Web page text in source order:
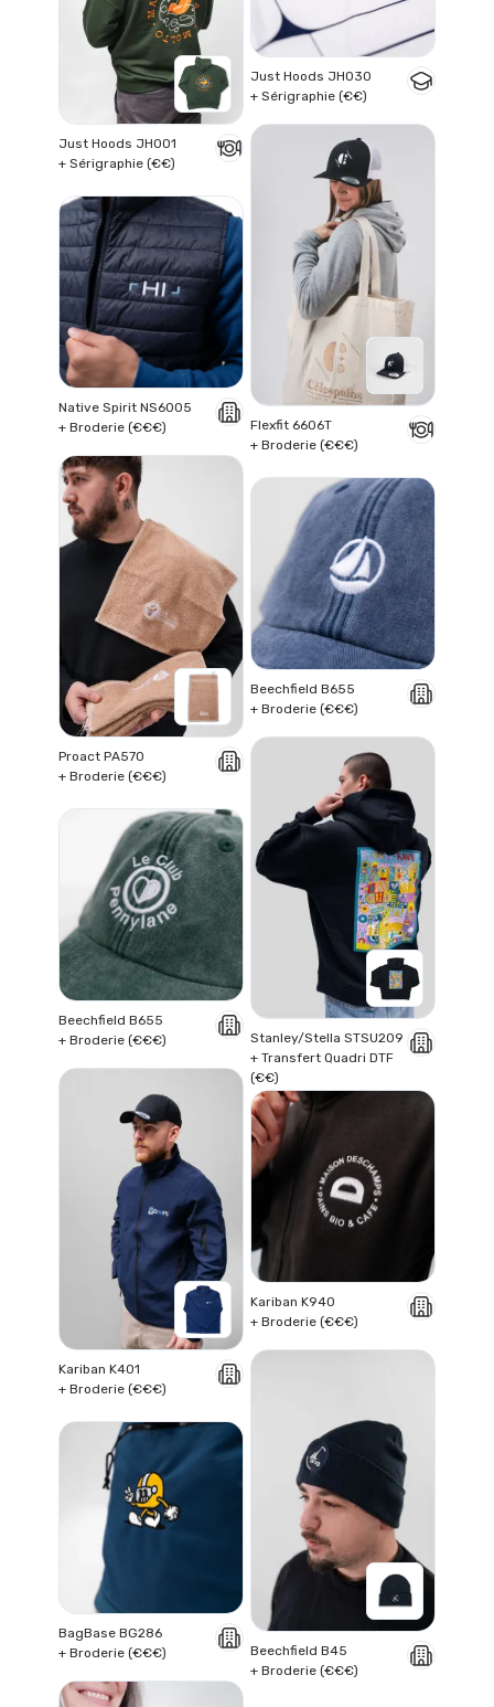
Just Hoods JH001
+ Sérigraphie (€€)
Just Hoods JH030
+ Sérigraphie (€€)
Flexfit 6606T
+ Broderie (€€€)
Native Spirit NS6005
+ Broderie (€€€)
Proact PA570
+ Broderie (€€€)
Beechfield B655
+ Broderie (€€€)
Stanley/Stella STSU209
+ Transfert Quadri DTF
(€€)
Beechfield B655
+ Broderie (€€€)
Kariban K401
+ Broderie (€€€)
Kariban K940
+ Broderie (€€€)
Beechfield B45
+ Broderie (€€€)
BagBase BG286
+ Broderie (€€€)